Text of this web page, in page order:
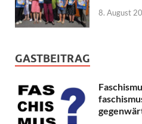
8. August
GASTBEITRAG